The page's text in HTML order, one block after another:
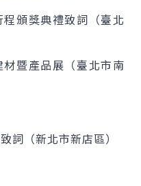
頒獎典禮致詞（臺北
暨產品展（臺北市南
詞（新北市新店區）